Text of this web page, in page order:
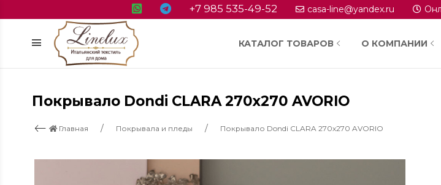
+7 985 535-49-52 casa-line@yandex.ru
КАТАЛОГ ТОВАРОВ О КОМПАНИИ
Покрывало Dondi CLARA 270х270 AVORIO
Главная Покрывала и пледы Покрывало Dondi CLARA 270х270 AVORIO